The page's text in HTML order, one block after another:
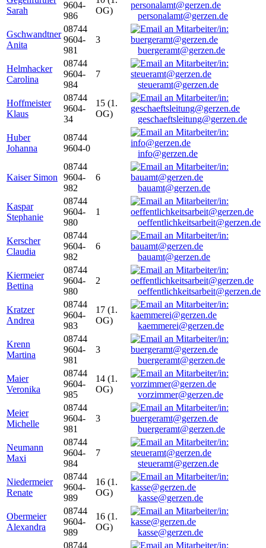
Sarah
9604-
986
OG)
personalamt@gerzen.de
Gschwandtner
Anita
08744
9604-
981
3
buergeramt@gerzen.de
Helmhacker
Carolina
08744
9604-
984
7
steueramt@gerzen.de
Hoffmeister
Klaus
08744
9604-
34
15 (1.
OG)
geschaeftsleitung@gerzen.de
Huber
Johanna
08744
9604-0
info@gerzen.de
Kaiser Simon
08744
9604-
982
6
bauamt@gerzen.de
Kaspar
Stephanie
08744
9604-
980
1
oeffentlichkeitsarbeit@gerzen.de
Kerscher
Claudia
08744
9604-
982
6
bauamt@gerzen.de
Kiermeier
Bettina
08744
9604-
980
2
oeffentlichkeitsarbeit@gerzen.de
Kratzer
Andrea
08744
9604-
983
17 (1.
OG)
kaemmerei@gerzen.de
Krenn
Martina
08744
9604-
981
3
buergeramt@gerzen.de
Maier
Veronika
08744
9604-
985
14 (1.
OG)
vorzimmer@gerzen.de
Meier
Michelle
08744
9604-
981
3
buergeramt@gerzen.de
Neumann
Maxi
08744
9604-
984
7
steueramt@gerzen.de
Niedermeier
Renate
08744
9604-
989
16 (1.
OG)
kasse@gerzen.de
Obermeier
Alexandra
08744
9604-
989
16 (1.
OG)
kasse@gerzen.de
08744